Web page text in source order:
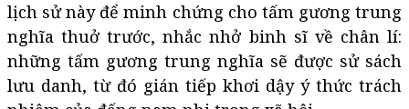
lịch sử này để minh chứng cho tấm gương trung
nghĩa thuở trước, nhắc nhở binh sĩ về chân lí:
những tấm gương trung nghĩa sẽ được sử sách
lưu danh, từ đó gián tiếp khơi dậy ý thức trách